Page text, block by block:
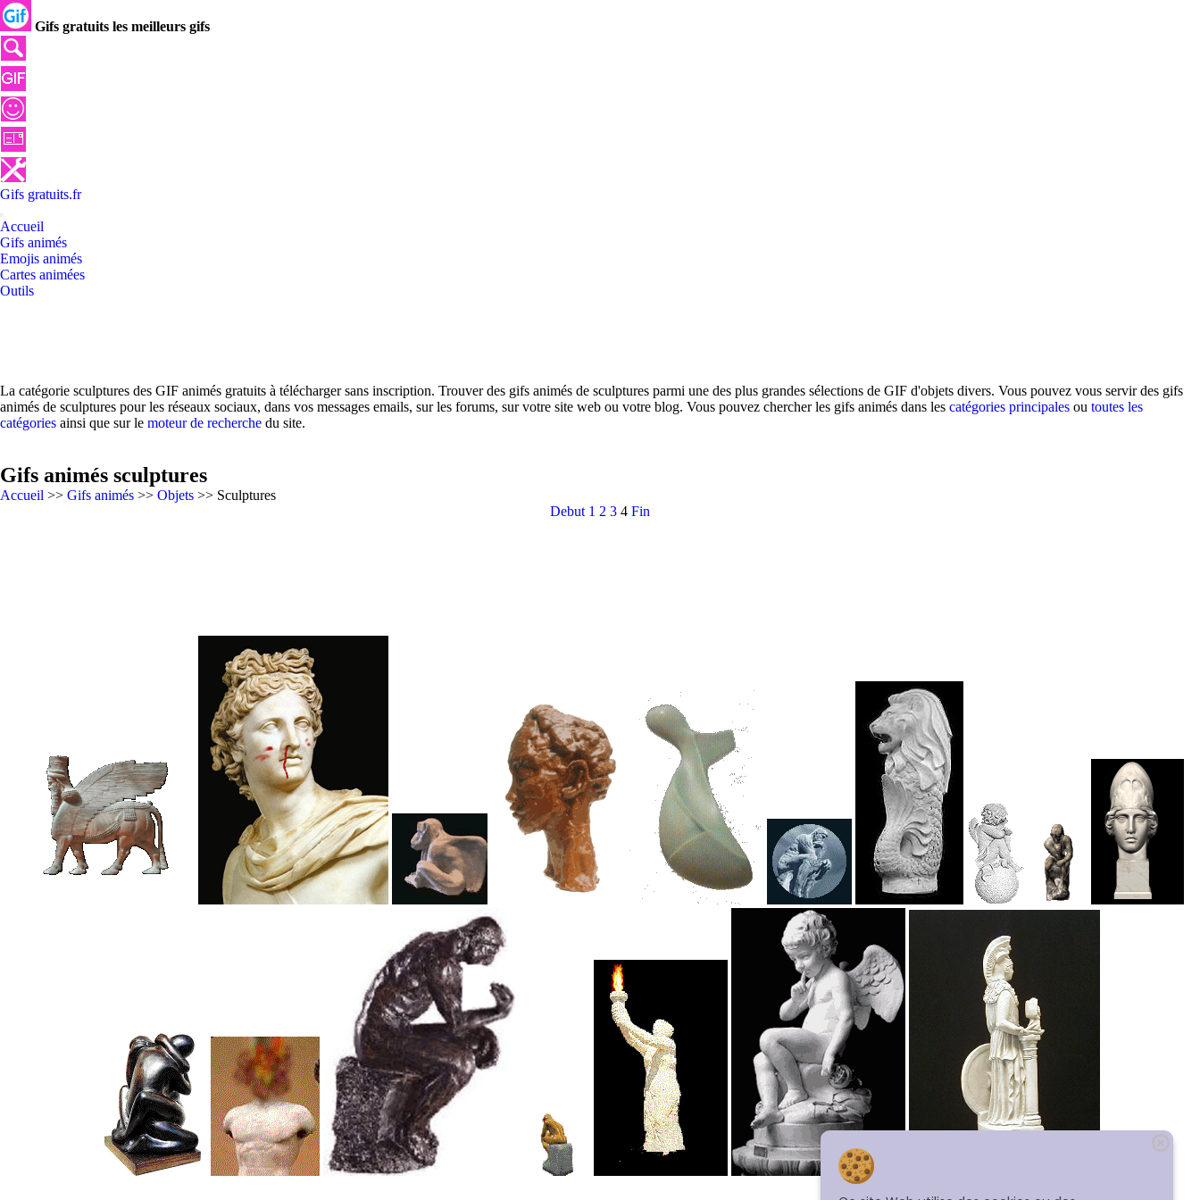
Gifs gratuits les meilleurs gifs
Gifs gratuits.fr
Accueil
Gifs animés
Emojis animés
Cartes animées
Outils
La catégorie sculptures des GIF animés gratuits à télécharger sans inscription. Trouver des gifs animés de sculptures parmi une des plus grandes sélections de GIF d'objets divers. Vous pouvez vous servir des gifs
animés de sculptures pour les réseaux sociaux, dans vos messages emails, sur les forums, sur votre site web ou votre blog. Vous pouvez chercher les gifs animés dans les catégories principales ou toutes les
catégories ainsi que sur le moteur de recherche du site.
Gifs animés sculptures
Accueil >> Gifs animés >> Objets >> Sculptures
Debut 1 2 3 4 Fin